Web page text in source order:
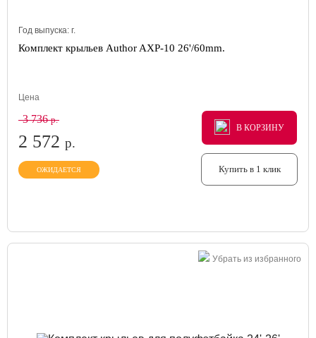
Год выпуска: г.
Комплект крыльев Author AXP-10 26'/60mm.
Цена
3 736р.
2 572 р.
ОЖИДАЕТСЯ
В КОРЗИНУ
В КОРЗИНУ
В КОРЗИНУ
Купить в 1 клик
Убрать из избранного